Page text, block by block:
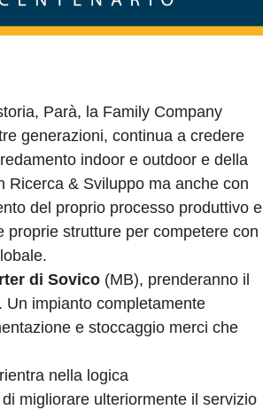
Parà, la Family Company
generazioni, continua a credere
indoor e outdoor e della
Ricerca & Sviluppo ma anche con
del proprio processo produttivo e
strutture per competere con
di Sovico (MB), prenderanno il
impianto completamente
e stoccaggio merci che
nella logica
migliorare ulteriormente il servizio